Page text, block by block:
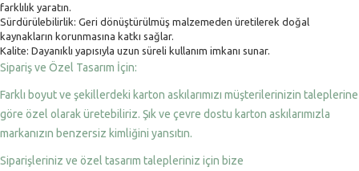
farklılık yaratın.
Sürdürülebilirlik: Geri dönüştürülmüş malzemeden üretilerek doğal
kaynakların korunmasına katkı sağlar.
Kalite: Dayanıklı yapısıyla uzun süreli kullanım imkanı sunar.
Sipariş ve Özel Tasarım İçin:
Farklı boyut ve şekillerdeki karton askılarımızı müşterilerinizin taleplerine
göre özel olarak üretebiliriz. Şık ve çevre dostu karton askılarımızla
markanızın benzersiz kimliğini yansıtın.
Siparişleriniz ve özel tasarım talepleriniz için bize